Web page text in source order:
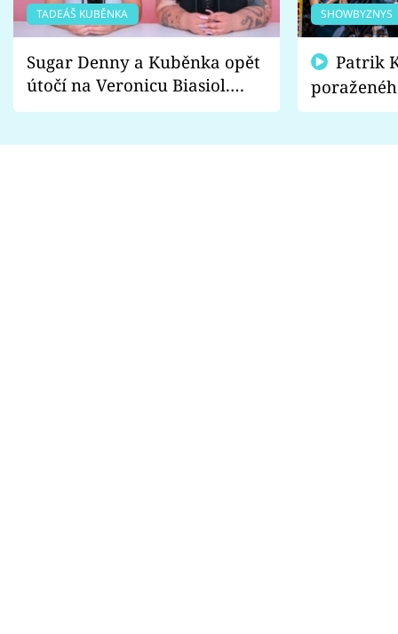
TADEÁŠ KUBĚNKA
Sugar Denny a Kuběnka opět
útočí na Veronicu Biasiol.
Proč je podle nich falešná a
SHOWBYZNYS
fanoušci